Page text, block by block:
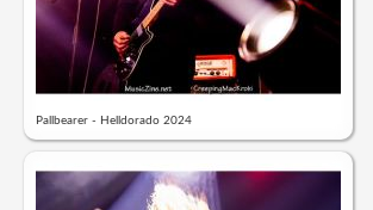
Pallbearer - Helldorado 2024